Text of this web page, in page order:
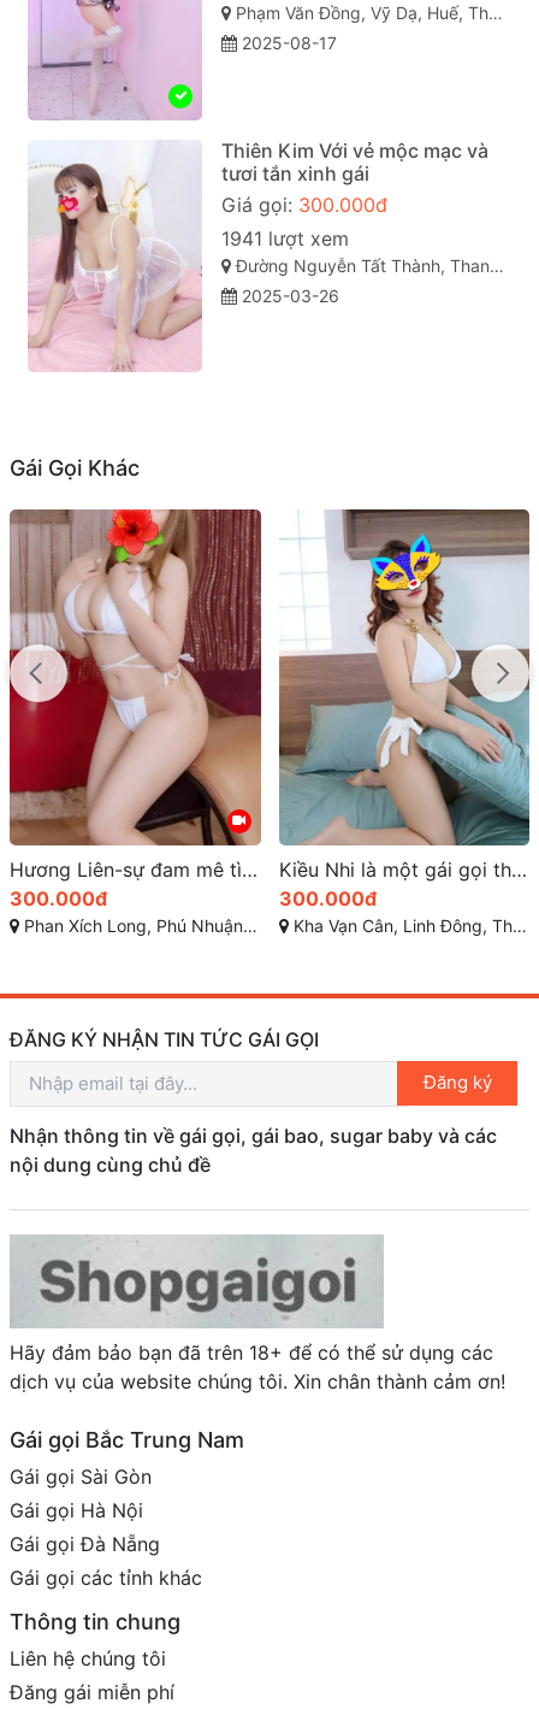
Phạm Văn Đồng, Vỹ Dạ, Huế, Thừa Thiên Huế
2025-08-17
Thiên Kim Với vẻ mộc mạc và
tươi tắn xinh gái
Giá gọi: 300.000đ
1941 lượt xem
Đường Nguyễn Tất Thành, Thanh Khê, Hải Châu, Đà Nẵng
2025-03-26
Gái Gọi Khác
Kiều Nhi là một gái gọi thủ đức hot với vẻ đẹp quyến rũ
300.000đ
Kha Vạn Cân, Linh Đông, Thủ Đức, Hồ Chí Minh
Phương Nhi vóc dáng hoàn hảo, với những đường cong mềm mại
400.000đ
Đường 14, Tăng Nhơn Phú B, Quận 9, Thành phố Hồ Chí Minh
ĐĂNG KÝ NHẬN TIN TỨC GÁI GỌI
Đăng ký
Nhận thông tin về gái gọi, gái bao, sugar baby và các
nội dung cùng chủ đề
Hãy đảm bảo bạn đã trên 18+ để có thể sử dụng các
dịch vụ của website chúng tôi. Xin chân thành cảm ơn!
Gái gọi Bắc Trung Nam
Gái gọi Sài Gòn
Gái gọi Hà Nội
Gái gọi Đà Nẵng
Gái gọi các tỉnh khác
Thông tin chung
Liên hệ chúng tôi
Đăng gái miễn phí